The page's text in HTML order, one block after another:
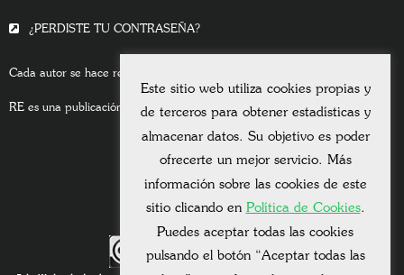
¿PERDISTE TU CONTRASEÑA?
Cada autor se hace responsable del contenido de sus escritos.
RE es una publicación asociada a la Universitas Albertiana.
Este sitio web utiliza cookies propias y
de terceros para obtener estadísticas y
almacenar datos. Su objetivo es poder
ofrecerte un mejor servicio. Más
información sobre las cookies de este
sitio clicando en Política de Cookies.
Puedes aceptar todas las cookies
pulsando el botón “Aceptar todas las